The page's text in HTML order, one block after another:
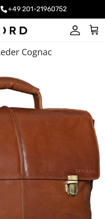
+49 201-21960752
Konto
Cognac